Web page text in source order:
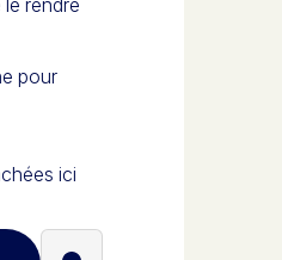
rendre
pour
ici